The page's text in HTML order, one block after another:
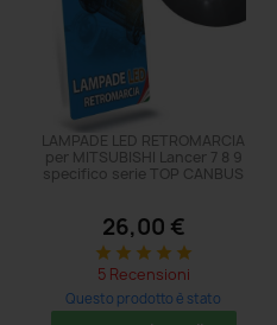
LAMPADE LED RETROMARCIA
per MITSUBISHI Lancer 7 8 9
specifico serie TOP CANBUS
26,00 €
star star star star star
5 Recensioni
Questo prodotto è stato